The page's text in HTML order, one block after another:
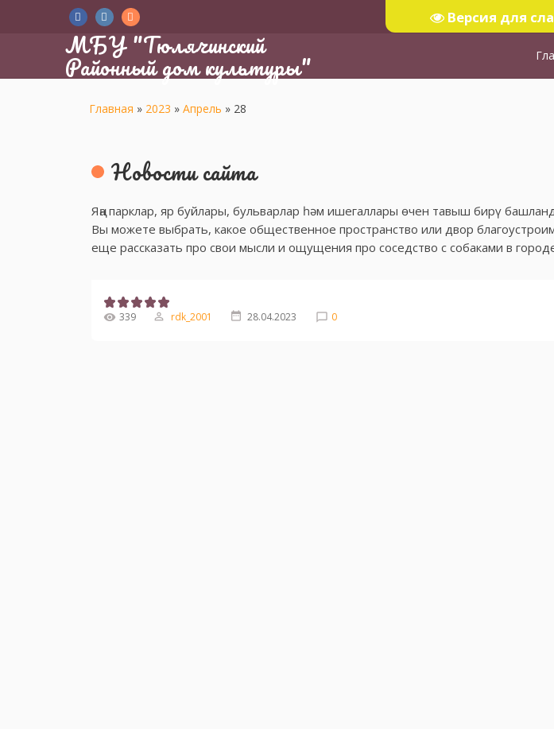
Версия для
МБУ "Тюлячинский
Районный дом культуры"
Главная » 2023 » Апрель » 28
Новости сайта
Яңа парклар, яр буйлары, бульварлар һәм ишегаллары өчен тавыш бирү
Вы можете выбрать, какое общественное пространство или двор
еще рассказать про свои мысли и ощущения про соседство с собаками в
339 rdk_2001 28.04.2023 0